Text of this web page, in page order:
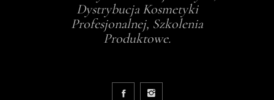
Dystrybucja Kosmetyki
Profesjonalnej, Szkolenia
Produktowe.